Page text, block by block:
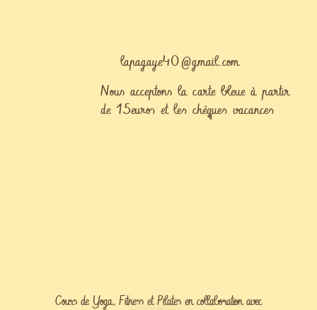
lapagaye40@gmail.com
Nous acceptons la carte bleue à partir
de 15euros et les chèques vacances
Cours de Yoga, Fitness et Pilates en collaboration avec